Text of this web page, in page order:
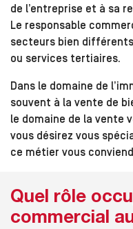
de l’entreprise et à sa
Le responsable
secteurs bien
ou services tertiaires.
Dans le domaine de
souvent à la vente de
le domaine de la vente
vous désirez vous
ce métier vous
Quel rôle
commercial